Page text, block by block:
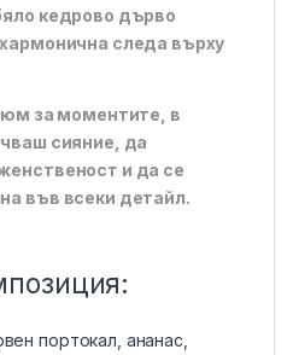
кедрово дърво
следа върху
за моментите, в
сияние, да
и да се
във всеки детайл.
портокал, ананас,